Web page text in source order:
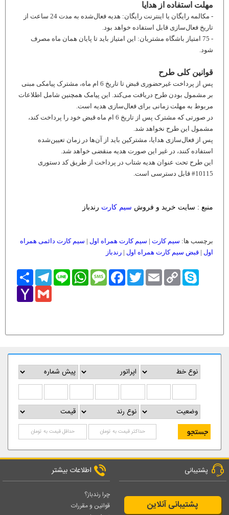
مهلت استفاده از هدایا
- مکالمه رایگان یا اینترنت رایگان: هدیه فعال‌شده به مدت 24 ساعت از
تاریخ فعال‌سازی قابل استفاده خواهد بود.
- 75 امتیاز باشگاه مشتریان: این امتیاز باید تا پایان همان ماه مصرف
شود.
قوانین کلی طرح
پس از پرداخت غیرحضوری قبض تا تاریخ 6 ام ماه، مشترک پیامکی مبنی
بر مشمول بودن طرح دریافت می‌کند. این پیامک همچنین شامل اطلاعات
مربوط به مهلت زمانی برای فعال‌سازی هدیه است.
در صورتی که مشترک پس از تاریخ 6 ام ماه قبض خود را پرداخت کند،
مشمول این طرح نخواهد شد.
پس از فعال‌سازی هدایا، مشترکین باید از آن‌ها در زمان تعیین‌شده
استفاده کنند، در غیر این صورت هدیه منقضی خواهد شد.
این طرح تحت عنوان هدیه شتاب در پرداخت از طریق کد دستوری
10115# قابل دسترسی است.
منبع : سایت خرید و فروش سیم کارت رندباز
برچسب ها: سیم کارت | سیم کارت همراه اول | سیم کارت دائمی همراه
اول | قبض سیم کارت همراه اول | رندباز
اشتراکTelegram Line
WhatsAppMessageFacebookTwitter Email
Copy
Link
Skype
Yahoo
Mail
Gmail
پشتیبانی
پشتیبانی آنلاین
اطلاعات بیشتر
چرا رندباز؟
قوانین و مقررات